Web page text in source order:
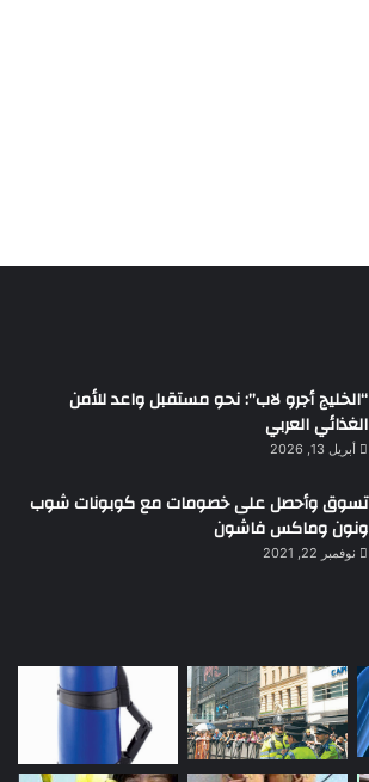
“الخليج أجرو لاب”: نحو مستقبل واعد للأمن
الغذائي العربي
أبريل 13, 2026
تسوق وأحصل على خصومات مع كوبونات شوب
ونون وماكس فاشون
نوفمبر 22, 2021